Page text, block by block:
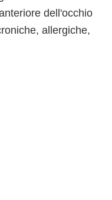
dell'occhio
allergiche,